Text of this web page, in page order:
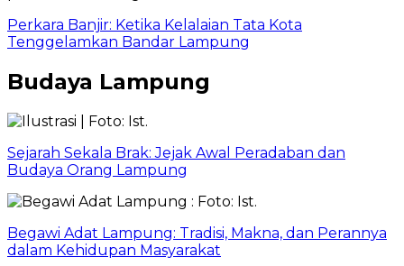
Perkara Banjir: Ketika Kelalaian Tata Kota
Tenggelamkan Bandar Lampung
Budaya Lampung
Sejarah Sekala Brak: Jejak Awal Peradaban dan
Budaya Orang Lampung
Begawi Adat Lampung: Tradisi, Makna, dan Perannya
dalam Kehidupan Masyarakat